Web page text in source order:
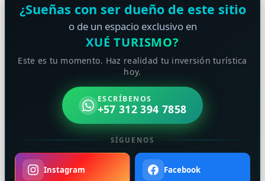
¿Sueñas con ser dueño de este sitio
o de un espacio exclusivo en
XUÉ TURISMO?
Este es tu momento. Haz realidad tu inversión turística
hoy.
ESCRÍBENOS
+57 312 394 7858
SÍGUENOS
Instagram Facebook